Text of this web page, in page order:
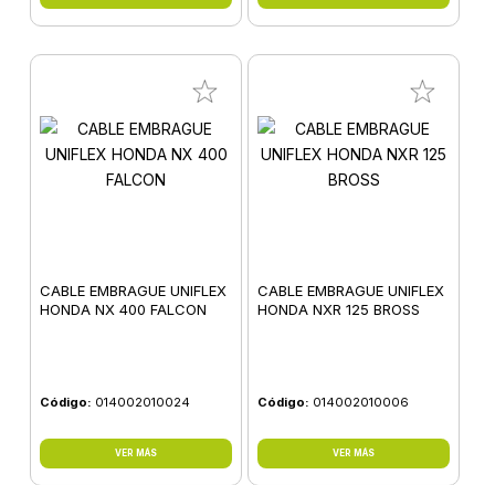
CABLE EMBRAGUE UNIFLEX
HONDA NX 400 FALCON
Código: 014002010024
VER MÁS
CABLE EMBRAGUE UNIFLEX
HONDA NXR 125 BROSS
Código: 014002010006
VER MÁS